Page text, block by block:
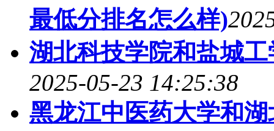
最低分排名怎么样)
湖北科技学院和盐城
2025-05-23 14:25:38
黑龙江中医药大学和